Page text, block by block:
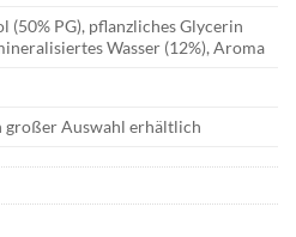
(50% PG), pflanzliches Glycerin
Wasser (12%), Aroma
großer Auswahl erhältlich